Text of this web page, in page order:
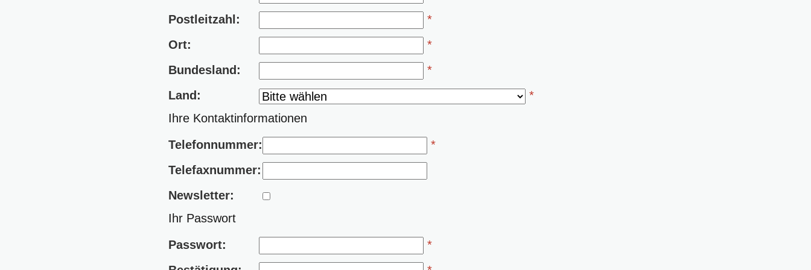
Postleitzahl:
*
Ort:
*
Bundesland:
*
Land:
*
Ihre Kontaktinformationen
Telefonnummer:
*
Telefaxnummer:
Newsletter:
Ihr Passwort
Passwort:
*